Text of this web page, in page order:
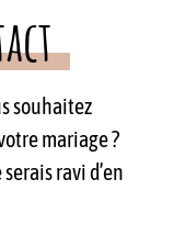
souhaitez
mariage ?
ravi d’en